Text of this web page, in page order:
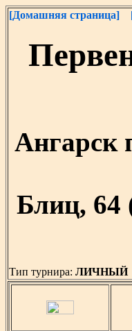
[Домашняя страница]
Ангарск
Блиц, 64
Тип турнира: ЛИЧНЫЙ